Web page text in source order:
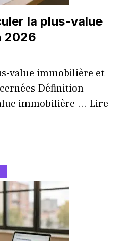
la plus-value
2026
value immobilière et
Définition
immobilière ... Lire